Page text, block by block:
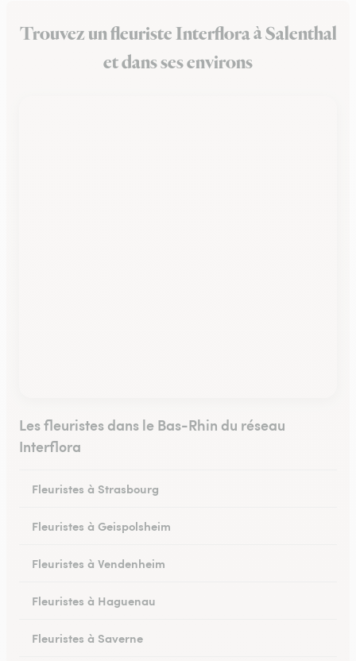
Trouvez un fleuriste Interflora à Salenthal
et dans ses environs
Les fleuristes dans le Bas-Rhin du réseau
Interflora
Fleuristes à Strasbourg
Fleuristes à Geispolsheim
Fleuristes à Vendenheim
Fleuristes à Haguenau
Fleuristes à Saverne